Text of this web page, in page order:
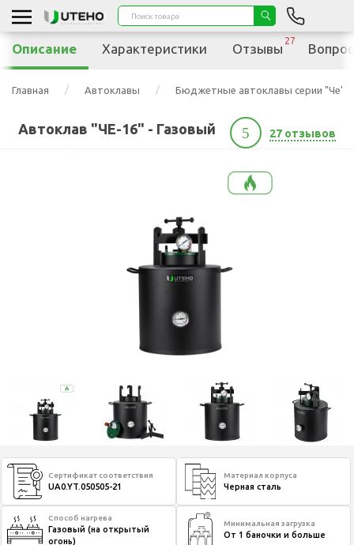
Главная Автоклавы Бюджетные автоклавы серии "Че"
Автоклав "ЧЕ-16" - Газовый 5 27 отзывов
Сертификат соответствия
UA0.YT.050505-21
Материал корпуса
Черная сталь
Способ нагрева
Газовый (на открытый
огонь)
Минимальная загрузка
От 1 баночки и больше
Описание Характеристики Отзывы
27